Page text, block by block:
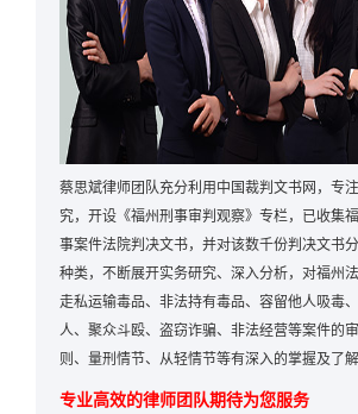
蔡思斌律师团队充分利用中国裁判文书网，专
究，开设《福州刑事审判观察》专栏，已收集
事案件法院判决文书，并对该数千份判决文书
种类，不断展开实务研究、深入分析，对福州
走私运输毒品、非法持有毒品、容留他人吸毒
人、聚众斗殴、盗窃诈骗、非法经营等案件的
则、量刑情节、从轻情节等有深入的掌握及了
专业高效的律师团队期待为您服务